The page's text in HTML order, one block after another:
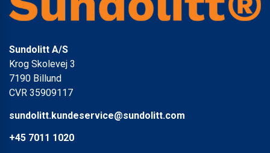
Sundolitt A/S
Krog Skolevej 3
7190 Billund
CVR 35909117
sundolitt.kundeservice@sundolitt.com
+45 7011 1020